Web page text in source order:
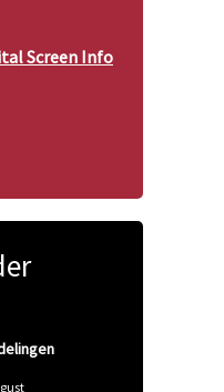
Screen Info